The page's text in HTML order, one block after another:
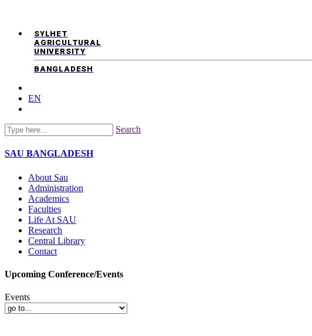
SYLHET
AGRICULTURAL
UNIVERSITY
BANGLADESH
EN
Search
SAU BANGLADESH
About Sau
Administration
Academics
Faculties
Life At SAU
Research
Central Library
Contact
Upcoming Conference/Events
Events